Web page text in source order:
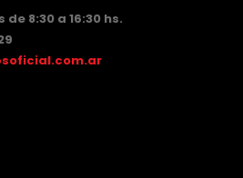
de 8:30 a 16:30 hs.